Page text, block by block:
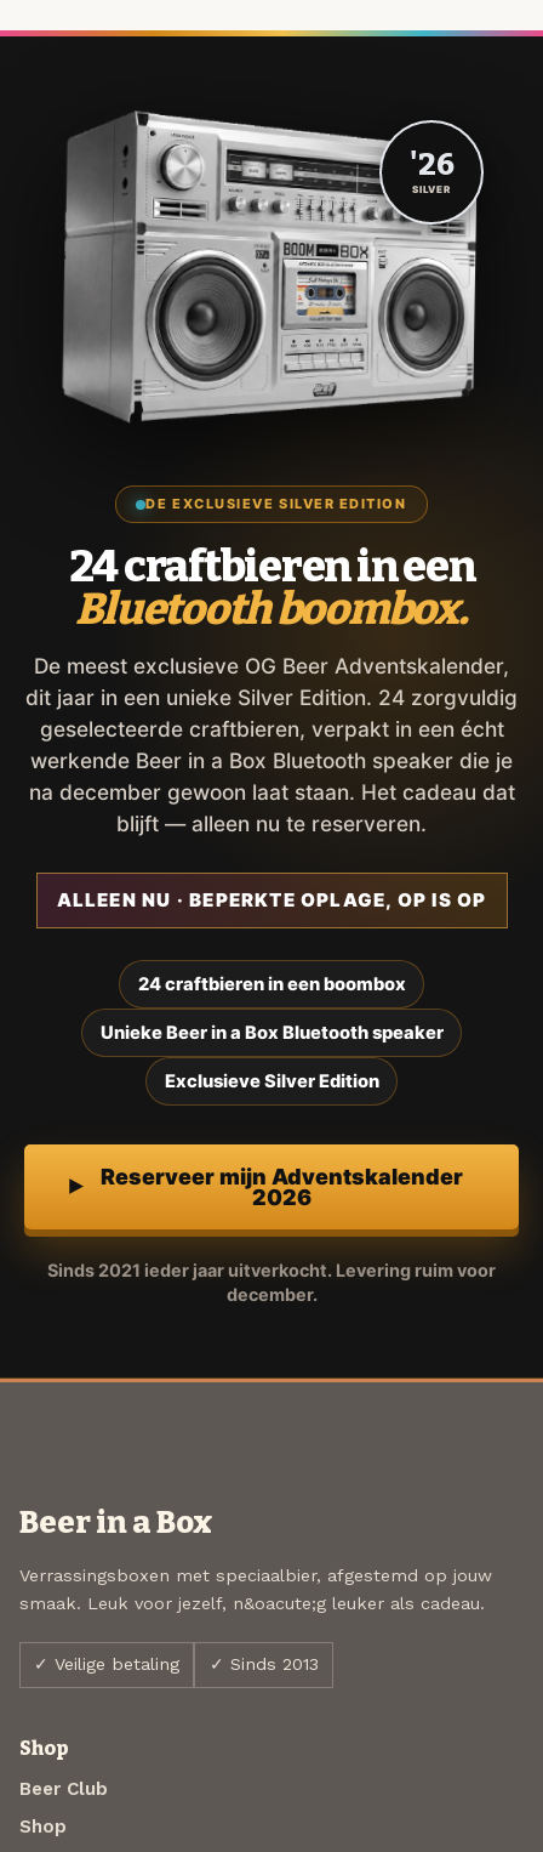
DE EXCLUSIEVE SILVER EDITION
24 craftbieren in een
Bluetooth boombox.
De meest exclusieve OG Beer Adventskalender,
dit jaar in een unieke Silver Edition. 24 zorgvuldig
geselecteerde craftbieren, verpakt in een écht
werkende Beer in a Box Bluetooth speaker die je
na december gewoon laat staan. Het cadeau dat
blijft — alleen nu te reserveren.
ALLEEN NU · BEPERKTE OPLAGE, OP IS OP
24 craftbieren in een boombox
Unieke Beer in a Box Bluetooth speaker
Exclusieve Silver Edition
Reserveer mijn Adventskalender
2026
Sinds 2021 ieder jaar uitverkocht. Levering ruim voor
december.
'26
SILVER
Beer in a Box
Verrassingsboxen met speciaalbier, afgestemd op jouw
smaak. Leuk voor jezelf, n&oacute;g leuker als cadeau.
✓ Veilige betaling ✓ Sinds 2013
Shop
Beer Club
Shop